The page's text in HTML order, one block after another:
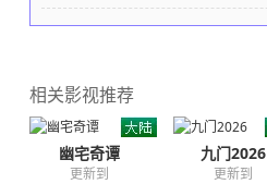
相关影视推荐
幽宅奇谭
更新到
九门2026
更新到